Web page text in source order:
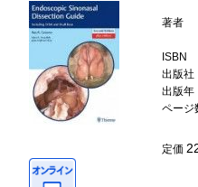
著者
ISBN
出版社
出版年
ページ
定価